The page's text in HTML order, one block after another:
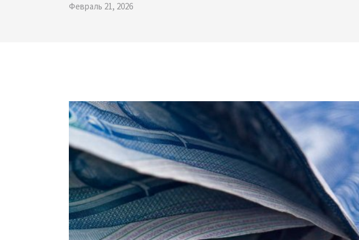
Февраль 21, 2026